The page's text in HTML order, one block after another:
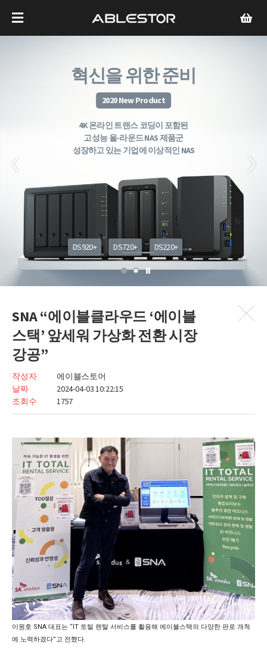
혁신을 위한 준비
2020 New Product
4K 온라인 트랜스 코딩이 포함된
고성능 올-라운드 NAS 제품군
성장하고 있는 기업에 이상적인 NAS
DS920+ DS720+ DS220+
SNA “에이블클라우드 ‘에이블
스택’ 앞세워 가상화 전환 시장
강공”
작성자
에이블스토어
날짜
2024-04-03 10:22:15
조회수
1757
이원호 SNA 대표는 “IT 토털 렌탈 서비스를 활용해 에이블스택의 다양한 판로 개척
에 노력하겠다”고 전했다.